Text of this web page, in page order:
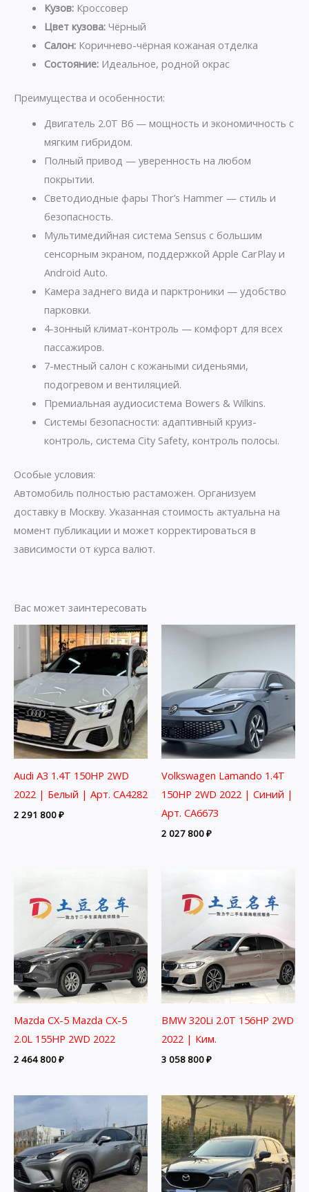
Кузов:Кроссовер
Цвет кузова:Чёрный
Салон:Коричнево-чёрная кожаная отделка
Состояние:Идеальное, родной окрас
Преимущества и особенности:
Двигатель 2.0T B6 — мощность и экономичность с
мягким гибридом.
Полный привод — уверенность на любом
покрытии.
Светодиодные фары Thor’s Hammer — стиль и
безопасность.
Мультимедийная система Sensus с большим
сенсорным экраном, поддержкой Apple CarPlay и
Android Auto.
Камера заднего вида и парктроники — удобство
парковки.
4-зонный климат-контроль — комфорт для всех
пассажиров.
7-местный салон с кожаными сиденьями,
подогревом и вентиляцией.
Премиальная аудиосистема Bowers & Wilkins.
Системы безопасности: адаптивный круиз-
контроль, система City Safety, контроль полосы.
Особые условия:
Автомобиль полностью растаможен. Организуем
доставку в Москву. Указанная стоимость актуальна на
момент публикации и может корректироваться в
зависимости от курса валют.
Вас может заинтересовать
Audi A3 1.4T 150HP 2WD
2022 | Белый | Арт. CA4282
2 291 800₽
Volkswagen Lamando 1.4T
150HP 2WD 2022 | Синий |
Арт. CA6673
2 027 800₽
Mazda CX-5 Mazda CX-5
2.0L 155HP 2WD 2022
2 464 800₽
BMW 320Li 2.0T 156HP 2WD
2022 | Ким.
3 058 800₽